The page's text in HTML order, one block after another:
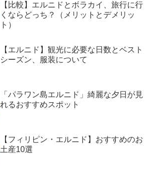
【比較】エルニドとボラカイ、旅行に行
くならどっち？（メリットとデメリッ
ト）
【エルニド】観光に必要な日数とベスト
シーズン、服装について
「パラワン島エルニド」綺麗な夕日が見
れるおすすめスポット
【フィリピン・エルニド】おすすめのお
土産10選